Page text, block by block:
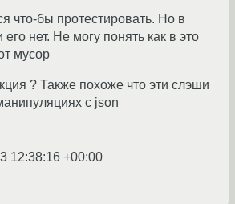
что-бы протестировать. Но в
нет. Не могу понять как в это
мусор
? Также похоже что эти слэши
с json
12:38:16 +00:00